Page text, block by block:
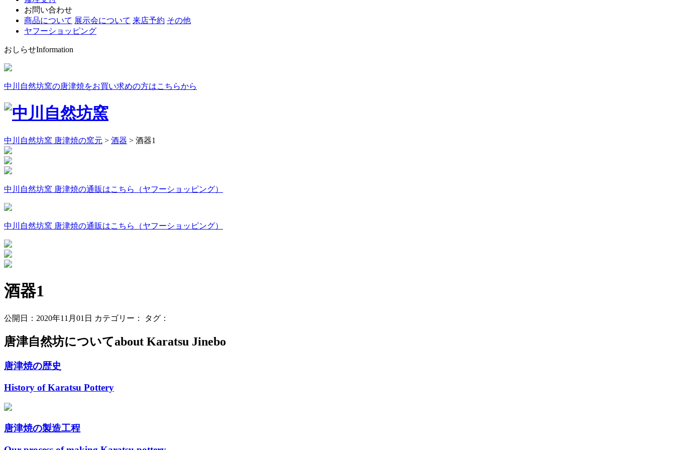
お問い合わせ
商品について 展示会について 来店予約 その他
ヤフーショッピング
おしらせInformation
中川自然坊窯の唐津焼をお買い求めの方はこちらから
中川自然坊窯 唐津焼の窯元 > 酒器 > 酒器1
中川自然坊窯 唐津焼の通販はこちら（ヤフーショッピング）
中川自然坊窯 唐津焼の通販はこちら（ヤフーショッピング）
酒器1
公開日：2020年11月01日 カテゴリー： タグ：
唐津自然坊についてabout Karatsu Jinebo
唐津焼の歴史
History of Karatsu Pottery
唐津焼の製造工程